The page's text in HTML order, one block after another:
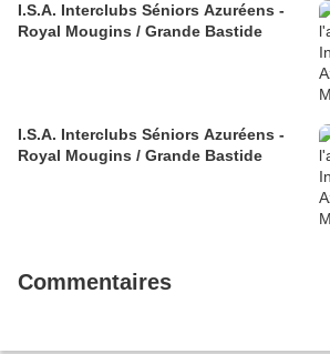
I.S.A. Interclubs Séniors Azuréens -
Royal Mougins / Grande Bastide
I.S.A. Interclubs Séniors Azuréens -
Royal Mougins / Grande Bastide
Commentaires